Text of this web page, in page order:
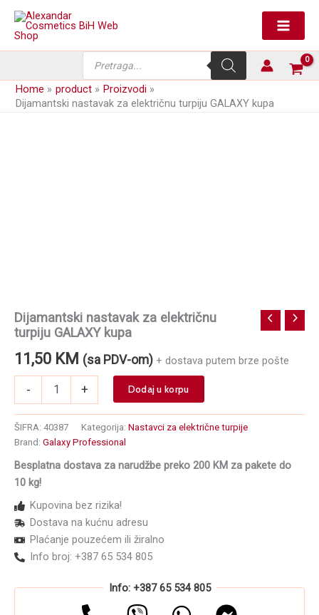
Skip
content
search
Home product
Proizvodi
Dijamantski nastavak za električnu turpiju GALAXY kupa
Dijamantski nastavak za električnu
turpiju GALAXY kupa
11,50 KM (sa PDV-om) + dostava putem brze pošte
-
električnu
turpiju
kupa
količina
+ Dodaj u korpu
ŠIFRA: 40387 Kategorija: Nastavci za električne turpije
Brand: Galaxy Professional
Besplatna dostava za narudžbe preko 200 KM za pakete do
10 kg!
Kupovina bez rizika!
Dostava na kućnu adresu
Plaćanje pouzećem ili žiralno
Info broj: +387 65 534 805
Info: +387 65 534 805